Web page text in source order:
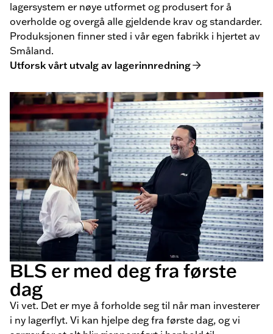
lagersystem er nøye utformet og produsert for å
overholde og overgå alle gjeldende krav og standarder.
Produksjonen finner sted i vår egen fabrikk i hjertet av
Småland.
Utforsk vårt utvalg av lagerinnredning
BLS er med deg fra første
dag
Vi vet. Det er mye å forholde seg til når man investerer
i ny lagerflyt. Vi kan hjelpe deg fra første dag, og vi